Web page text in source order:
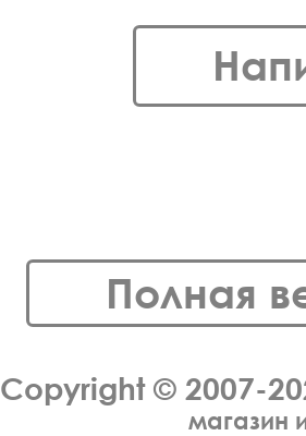
Полная
Copyright © 2007-
магазин